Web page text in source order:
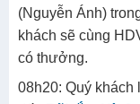
(Nguyễn Ánh)
khách sẽ cùng
có thưởng.
08h20: Quý khách